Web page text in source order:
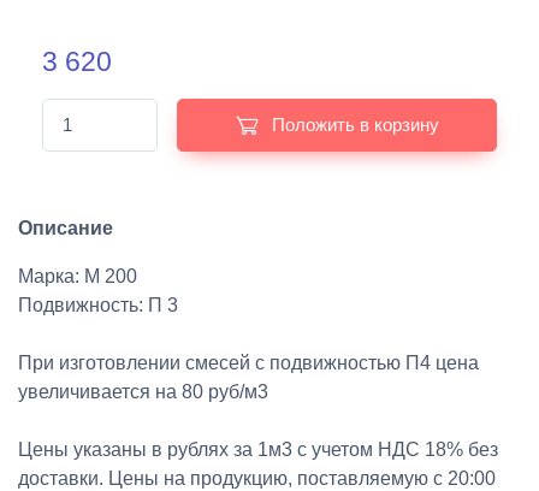
3 620
Положить в корзину
Описание
Марка: М 200
Подвижность: П 3
При изготовлении смесей с подвижностью П4 цена
увеличивается на 80 руб/м3
Цены указаны в рублях за 1м3 с учетом НДС 18% без
доставки. Цены на продукцию, поставляемую с 20:00